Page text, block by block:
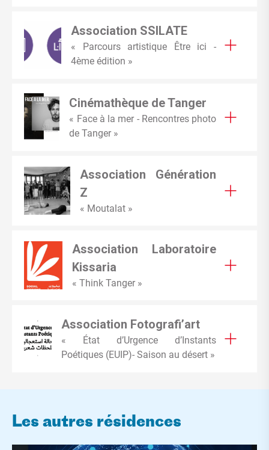
Association SSILATE
« Parcours artistique Être ici -
4ème édition »
Cinémathèque de Tanger
« Face à la mer - Rencontres photo
de Tanger »
Association Génération
Z
« Moutalat »
Association Laboratoire
Kissaria
« Think Tanger »
Association Fotografi’art
« État d’Urgence d’Instants
Poétiques (EUIP)- Saison au désert »
Les autres résidences